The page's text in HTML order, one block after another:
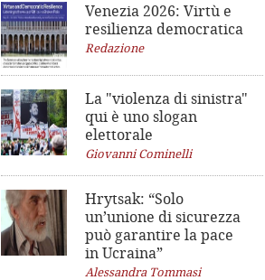
Venezia 2026: Virtù e
resilienza democratica
Redazione
La "violenza di sinistra"
qui è uno slogan
elettorale
Giovanni Cominelli
Hrytsak: “Solo
un’unione di sicurezza
può garantire la pace
in Ucraina”
Alessandra Tommasi